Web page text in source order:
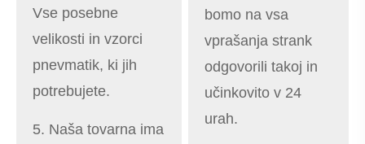
Vse posebne
velikosti in vzorci
pnevmatik, ki jih
potrebujete.
5. Naša tovarna ima
bomo na vsa
vprašanja strank
odgovorili takoj in
učinkovito v 24
urah.